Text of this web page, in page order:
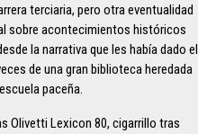
terciaria, pero otra eventualidad
sobre acontecimientos históricos
la narrativa que les había dado el
de una gran biblioteca heredada
paceña.
Olivetti Lexicon 80, cigarrillo tras